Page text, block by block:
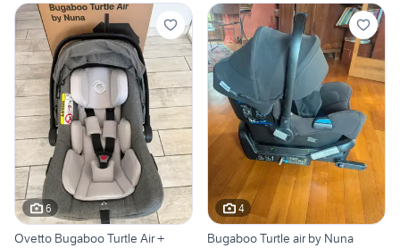
6
Ovetto Bugaboo Turtle Air +
4
Bugaboo Turtle air by Nuna